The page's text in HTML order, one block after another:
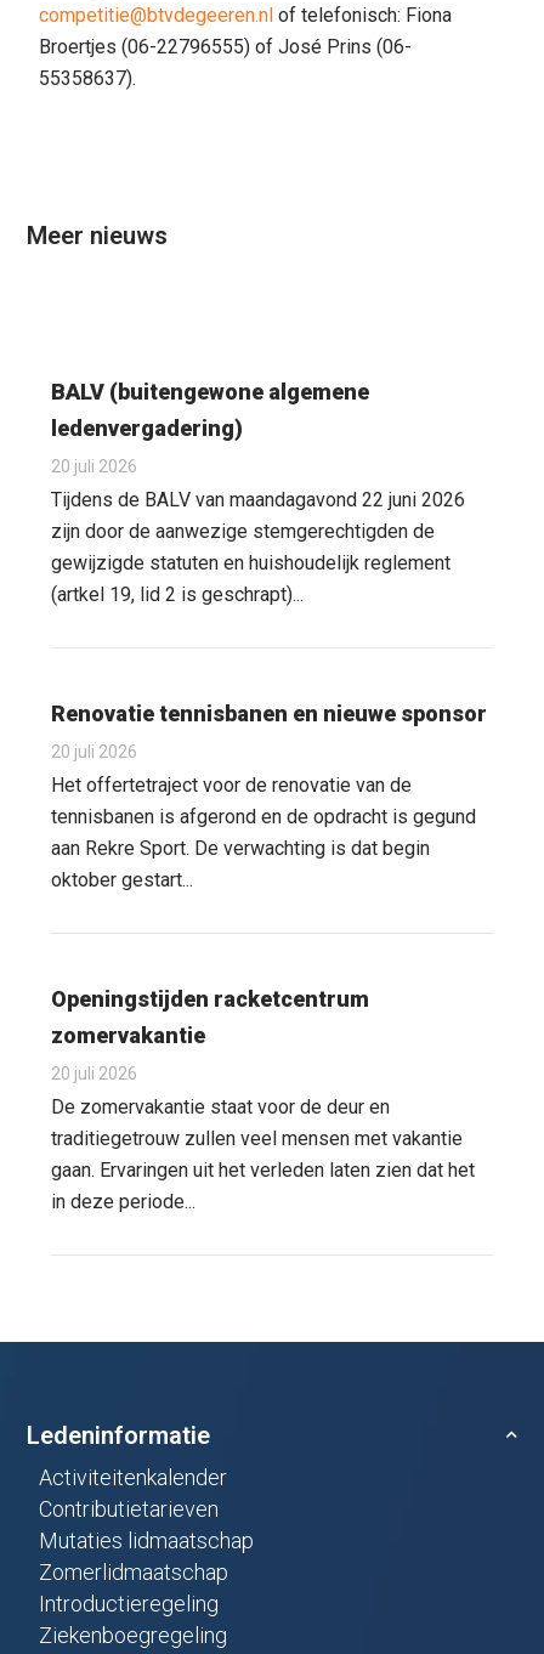
competitie@btvdegeeren.nl of telefonisch: Fiona
Broertjes (06-22796555) of José Prins (06-
55358637).
Meer nieuws
BALV (buitengewone algemene
ledenvergadering)
20 juli 2026
Tijdens de BALV van maandagavond 22 juni 2026
zijn door de aanwezige stemgerechtigden de
gewijzigde statuten en huishoudelijk reglement
(artkel 19, lid 2 is geschrapt)...
Renovatie tennisbanen en nieuwe sponsor
20 juli 2026
Het offertetraject voor de renovatie van de
tennisbanen is afgerond en de opdracht is gegund
aan Rekre Sport. De verwachting is dat begin
oktober gestart...
Openingstijden racketcentrum
zomervakantie
20 juli 2026
De zomervakantie staat voor de deur en
traditiegetrouw zullen veel mensen met vakantie
gaan. Ervaringen uit het verleden laten zien dat het
in deze periode...
Ledeninformatie
Activiteitenkalender
Contributietarieven
Mutaties lidmaatschap
Zomerlidmaatschap
Introductieregeling
Ziekenboegregeling